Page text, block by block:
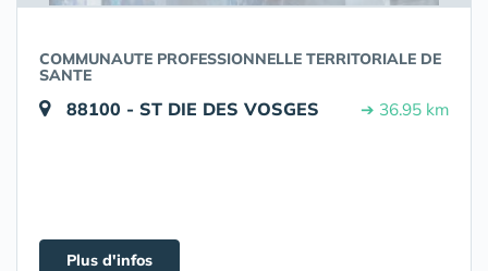
COMMUNAUTE PROFESSIONNELLE TERRITORIALE DE
SANTE
88100 - ST DIE DES VOSGES ➔ 36.95 km
Plus d'infos